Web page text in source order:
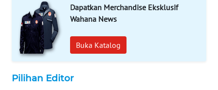
Dapatkan Merchandise Eksklusif
Wahana News
Buka Katalog
Pilihan Editor
LAPAK
WAHANA
Wahana